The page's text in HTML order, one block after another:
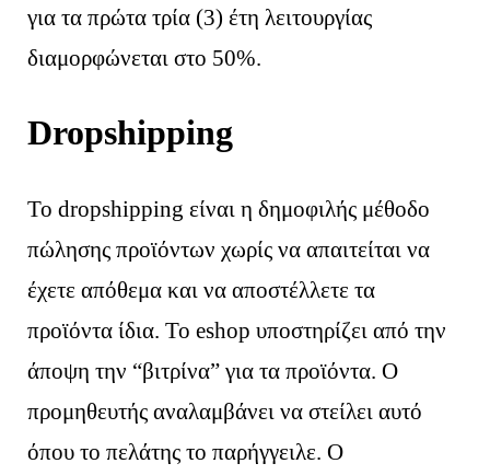
για τα πρώτα τρία (3) έτη λειτουργίας
διαμορφώνεται στο 50%.
Dropshipping
Το dropshipping είναι η δημοφιλής μέθοδο
πώλησης προϊόντων χωρίς να απαιτείται να
έχετε απόθεμα και να αποστέλλετε τα
προϊόντα ίδια. Το eshop υποστηρίζει από την
άποψη την “βιτρίνα” για τα προϊόντα. Ο
προμηθευτής αναλαμβάνει να στείλει αυτό
όπου το πελάτης το παρήγγειλε. Ο